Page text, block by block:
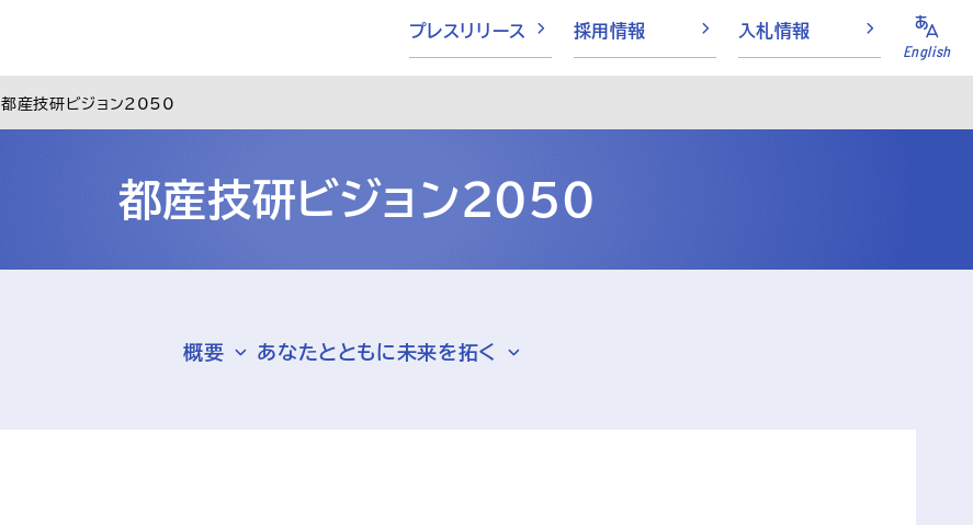
プレスリリース 採用情報 入札情報
English
都産技研ビジョン2050
都産技研ビジョン2050
概要 あなたとともに未来を拓く